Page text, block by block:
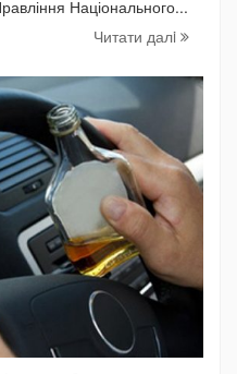
Національного...
Читати далi